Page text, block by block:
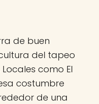
de buen
del tapeo
como El
costumbre
de una